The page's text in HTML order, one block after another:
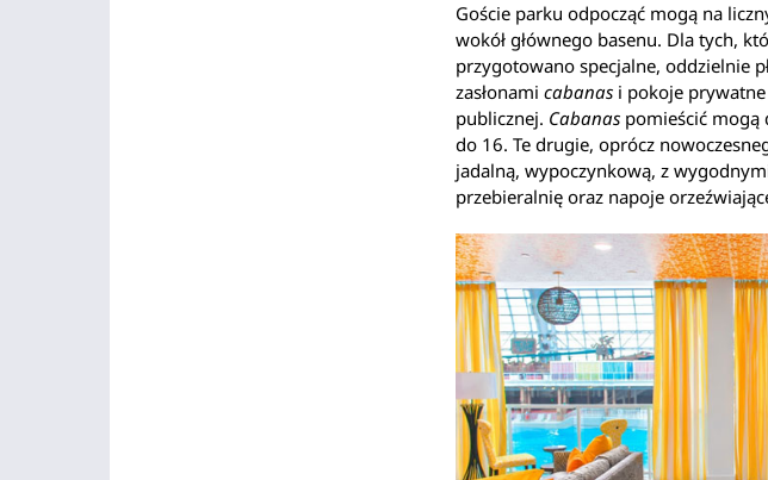
Goście parku odpocząć mogą na
wokół głównego basenu. Dla tych,
przygotowano specjalne, oddzielnie
zasłonami cabanas i pokoje prywatne
publicznej. Cabanas pomieścić mogą
do 16. Te drugie, oprócz
jadalną, wypoczynkową, z
przebieralnię oraz napoje